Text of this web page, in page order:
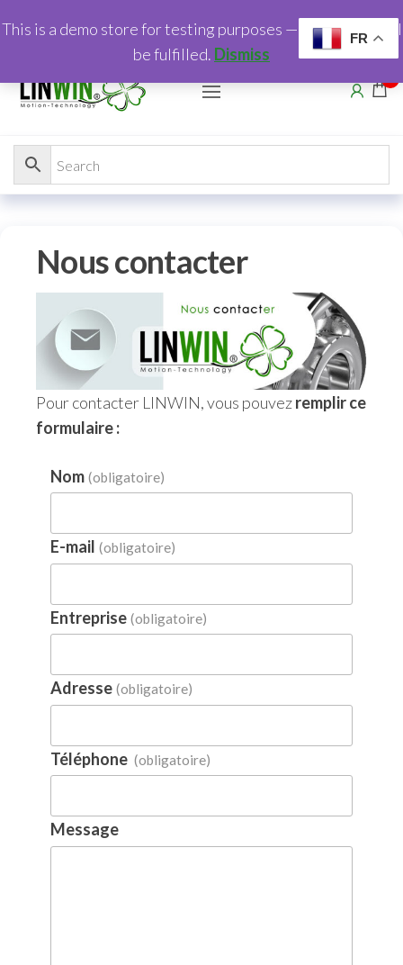
Nous contacter
Pour contacter LINWIN, vous pouvezremplir ce
formulaire :
Nom (obligatoire)
E-mail (obligatoire)
Entreprise (obligatoire)
Adresse (obligatoire)
Téléphone (obligatoire)
Message
FR
This is a demo store for testing purposes — no orders shall
be fulfilled. Dismiss